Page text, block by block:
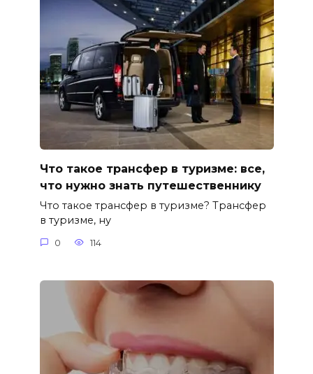
Что такое трансфер в туризме: все,
что нужно знать путешественнику
Что такое трансфер в туризме? Трансфер
в туризме, ну
0 114